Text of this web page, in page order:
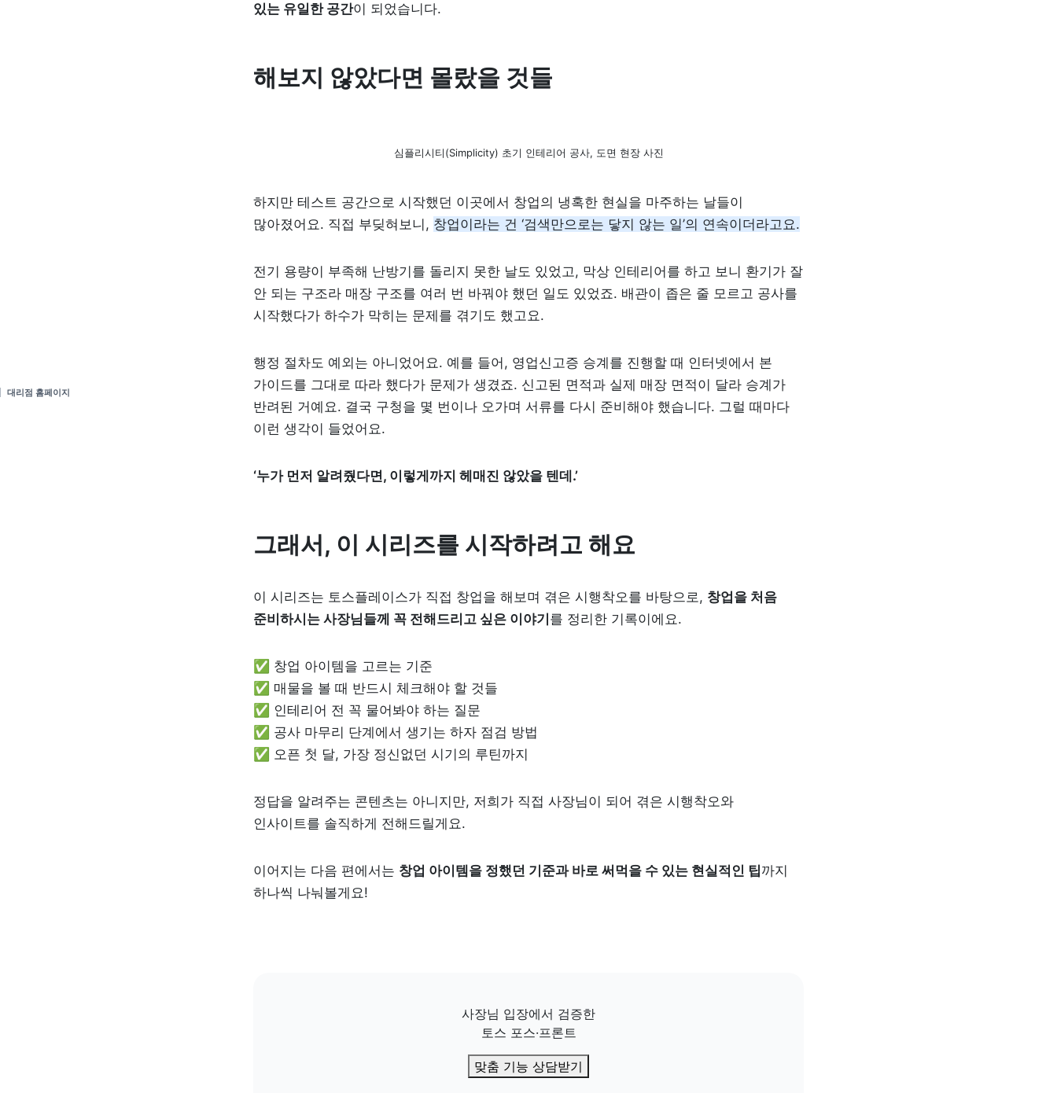
대리점 홈페이지
있는 유일한 공간이 되었습니다.
해보지 않았다면 몰랐을 것들
심플리시티(Simplicity) 초기 인테리어 공사, 도면 현장 사진
하지만 테스트 공간으로 시작했던 이곳에서 창업의 냉혹한 현실을 마주하는 날들이
많아졌어요. 직접 부딪혀보니, 창업이라는 건 ‘검색만으로는 닿지 않는 일’의 연속이더라고요.
전기 용량이 부족해 난방기를 돌리지 못한 날도 있었고, 막상 인테리어를 하고 보니 환기가 잘
안 되는 구조라 매장 구조를 여러 번 바꿔야 했던 일도 있었죠. 배관이 좁은 줄 모르고 공사를
시작했다가 하수가 막히는 문제를 겪기도 했고요.
행정 절차도 예외는 아니었어요. 예를 들어, 영업신고증 승계를 진행할 때 인터넷에서 본
가이드를 그대로 따라 했다가 문제가 생겼죠. 신고된 면적과 실제 매장 면적이 달라 승계가
반려된 거예요. 결국 구청을 몇 번이나 오가며 서류를 다시 준비해야 했습니다. 그럴 때마다
이런 생각이 들었어요.
‘누가 먼저 알려줬다면, 이렇게까지 헤매진 않았을 텐데.’
그래서, 이 시리즈를 시작하려고 해요
이 시리즈는 토스플레이스가 직접 창업을 해보며 겪은 시행착오를 바탕으로, 창업을 처음
준비하시는 사장님들께 꼭 전해드리고 싶은 이야기 를 정리한 기록이에요.
✅ 창업 아이템을 고르는 기준
✅ 매물을 볼 때 반드시 체크해야 할 것들
✅ 인테리어 전 꼭 물어봐야 하는 질문
✅ 공사 마무리 단계에서 생기는 하자 점검 방법
✅ 오픈 첫 달, 가장 정신없던 시기의 루틴까지
정답을 알려주는 콘텐츠는 아니지만, 저희가 직접 사장님이 되어 겪은 시행착오와
인사이트를 솔직하게 전해드릴게요.
이어지는 다음 편에서는 창업 아이템을 정했던 기준과 바로 써먹을 수 있는 현실적인 팁까지
하나씩 나눠볼게요!
사장님 입장에서 검증한
토스 포스·프론트
맞춤 기능 상담받기